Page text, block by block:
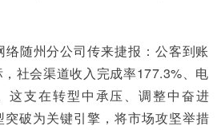
随州分公司传来捷报：公客到账
，社会渠道收入完成率177.3%、电
这支在转型中承压、调整中奋进
突破为关键引擎，将市场攻坚举措